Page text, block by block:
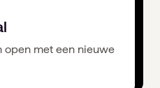
open met een nieuwe